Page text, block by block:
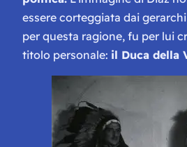
essere corteggiata dai
per questa ragione, fu per lui
titolo personale: il Duca della